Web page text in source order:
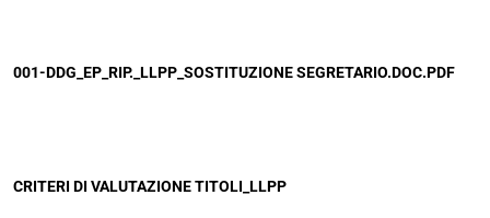
001-DDG_EP_RIP._LLPP_SOSTITUZIONE SEGRETARIO.DOC.PDF
CRITERI DI VALUTAZIONE TITOLI_LLPP